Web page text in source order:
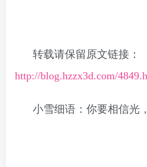
转载请保留原文链接：
http://blog.hzzx3d.com/
小雪细语：你要相信光